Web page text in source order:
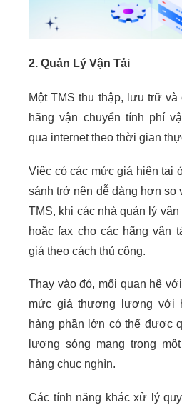
2. Quản Lý Vận Tải
Một TMS thu thập, lưu trữ
hãng vận chuyển tính phí
qua internet theo thời gian
Việc có các mức giá hiện tại
sánh trở nên dễ dàng hơn
TMS, khi các nhà quản lý
hoặc fax cho các hãng vận
giá theo cách thủ công.
Thay vào đó, mối quan hệ
mức giá thương lượng với
hàng phần lớn có thể được
lượng sóng mang trong
hàng chục nghìn.
Các tính năng khác xử lý